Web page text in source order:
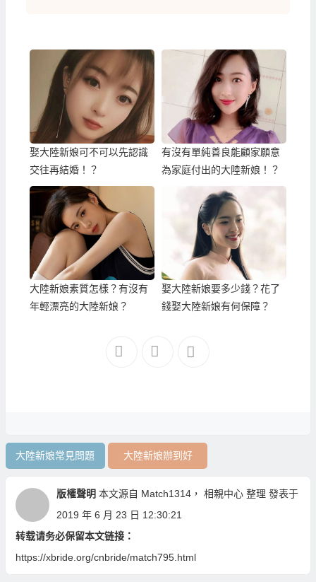
娶大陸新娘可不可以先認識
交往再結婚！？
有沒有單純善良能顧家願意
為家庭付出的大陸新娘！？
大陸新娘素質怎樣？有沒有
年輕漂亮的大陸新娘？
娶大陸新娘要多少錢？花了
錢娶大陸新娘有何保障？
大陸新娘常見問題 大陸新娘辦到好
版權聲明 本文源自 Match1314， 相親中心整理 發表于
2019 年 6 月 23 日 12:30:21
转载请务必保留本文链接：
https://xbride.org/cnbride/match795.html